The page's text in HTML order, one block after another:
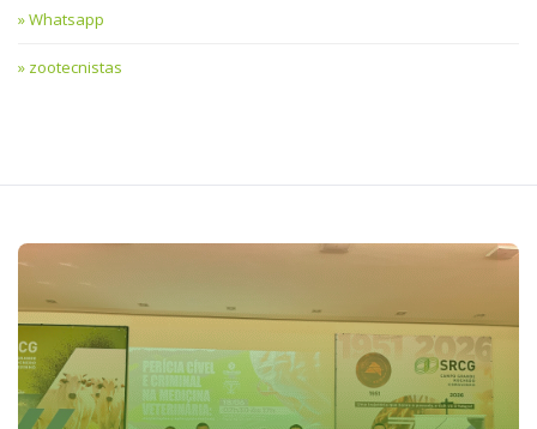
Whatsapp
zootecnistas